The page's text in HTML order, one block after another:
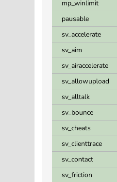
mp_winlimit
pausable
sv_accelerate
sv_aim
sv_airaccelerate
sv_allowupload
sv_alltalk
sv_bounce
sv_cheats
sv_clienttrace
sv_contact
sv_friction